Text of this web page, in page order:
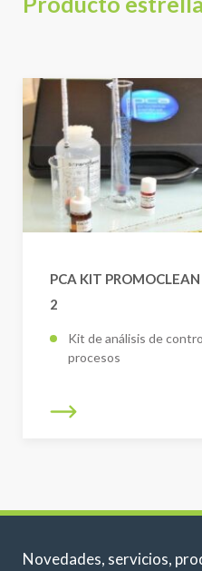
PCA KIT PROMOCLEAN
2
Kit de análisis de
procesos
Novedades, servicios,